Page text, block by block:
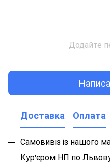
Додайте
Доставка Оплата
Самовивіз із нашого
Кур'єром НП по